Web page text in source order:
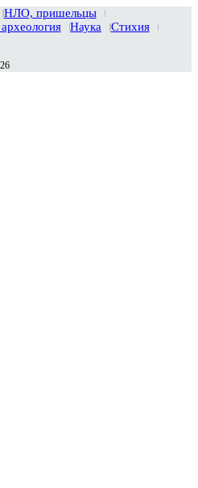
НЛО, пришельцы
Наука
Стихия